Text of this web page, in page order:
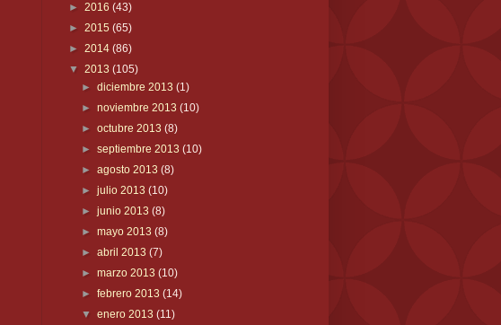
► 2016 (43)
► 2015 (65)
► 2014 (86)
▼ 2013 (105)
►diciembre 2013(1)
►noviembre 2013(10)
►octubre 2013(8)
►septiembre 2013(10)
►agosto 2013(8)
►julio 2013(10)
►junio 2013(8)
►mayo 2013(8)
►abril 2013(7)
►marzo 2013(10)
►febrero 2013(14)
▼enero 2013(11)